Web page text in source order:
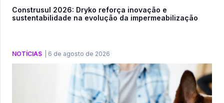
Construsul 2026: Dryko reforça inovação e
sustentabilidade na evolução da impermeabilização
NOTÍCIAS 6 de agosto de 2026